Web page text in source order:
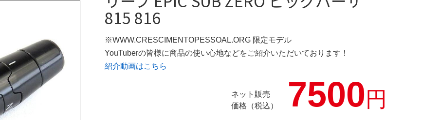
815 816
※WWW.CRESCIMENTOPESSOAL.ORG 限定モデル
YouTuberの皆様に商品の使い心地などをご紹介いただいております！
紹介動画はこちら
ネット販売
価格（税込）
7500円